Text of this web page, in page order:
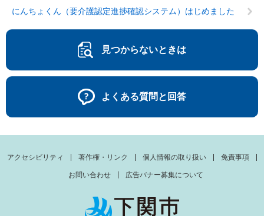
にんちょくん（要介護認定進捗確認システム）はじめました
見つからないときは
よくある質問と回答
アクセシビリティ 著作権・リンク 個人情報の取り扱い 免責事項
お問い合わせ 広告バナー募集について